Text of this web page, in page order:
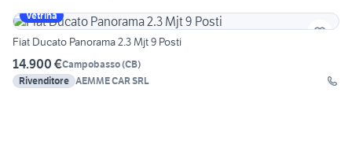
Vetrina
Fiat Ducato Panorama 2.3 Mjt 9 Posti
14.900 €Campobasso(CB)
Rivenditore AEMME CAR SRL